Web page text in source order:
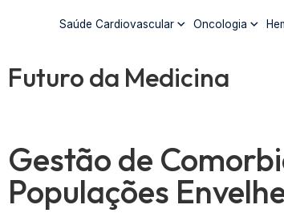
Saúde Cardiovascular Oncologia
Futuro da Medicina
Gestão de
Populações